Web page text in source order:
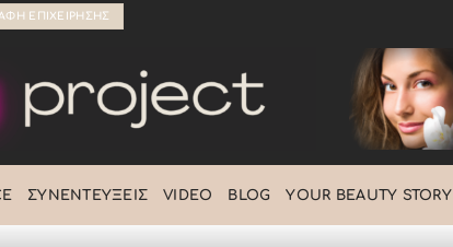
ΕΠΙΧΕΊΡΗΣΗΣ
ΣΥΝΕΝΤΕΎΞΕΙΣ VIDEO BLOG ΥOUR BEAUTY STORY